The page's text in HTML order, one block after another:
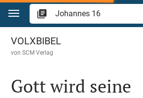
Zum Inhalt springen
Johannes 16
VOLXBIBEL
vonSCM Verlag
Gott wird seine